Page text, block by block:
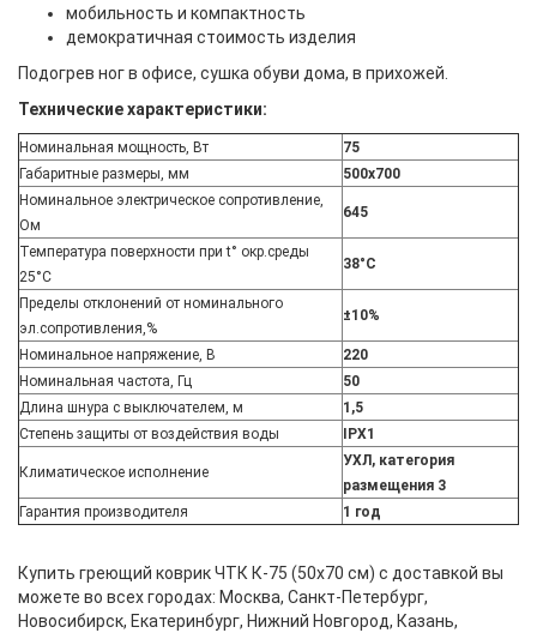
мобильность и компактность
демократичная стоимость изделия
Подогрев ног в офисе, сушка обуви дома, в прихожей.
Технические характеристики:
Номинальная мощность, Вт
75
Габаритные размеры, мм
500x700
Номинальное электрическое сопротивление,
Ом
645
Температура поверхности при t° окр.среды
25°С
38°C
Пределы отклонений от номинального
эл.сопротивления,%
±10%
Номинальное напряжение, В
220
Номинальная частота, Гц
50
Длина шнура с выключателем, м
1,5
Степень защиты от воздействия воды
IPX1
Климатическое исполнение
УХЛ, категория
размещения 3
Гарантия производителя
1 год
Купить греющий коврик ЧТК К-75 (50x70 см) с доставкой вы
можете во всех городах: Москва, Санкт-Петербург,
Новосибирск, Екатеринбург, Нижний Новгород, Казань,